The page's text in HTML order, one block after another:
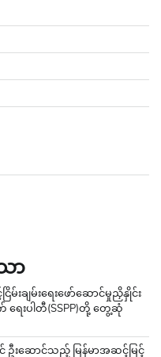
ာ
းချမ်းရေးဖော်ဆောင်မှုညှိနှိုင်း
ရေးပါတီ(SSPP)တို့ တွေ့ဆုံ
ဦးဆောင်သည့် မြန်မာအဆင့်မြင့်